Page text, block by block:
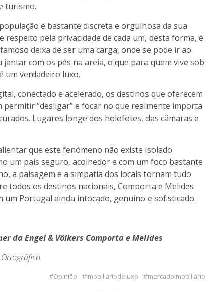
turismo.
é bastante discreta e orgulhosa da sua
respeito pela privacidade de cada um, desta forma, é
deixa de ser uma carga, onde se pode ir ao
jantar com os pés na areia, o que para quem vive sob
um verdadeiro luxo.
conectado e acelerado, os destinos que oferecem
“desligar” e focar no que realmente importa
Lugares longe dos holofotes, das câmaras e
que este fenómeno não existe isolado.
um país seguro, acolhedor e com um foco bastante
a paisagem e a simpatia dos locais tornam tudo
todos os destinos nacionais, Comporta e Melides
Portugal ainda intocado, genuíno e sofisticado.
da Engel & Völkers Comporta e Melides
Opinião imobiliáriodeluxo mercadoimobiliário